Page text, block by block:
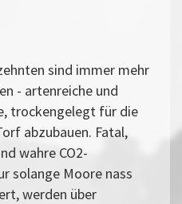
sind immer mehr
- artenreiche und
trockengelegt für die
abzubauen. Fatal,
wahre CO2-
solange Moore nass
werden über